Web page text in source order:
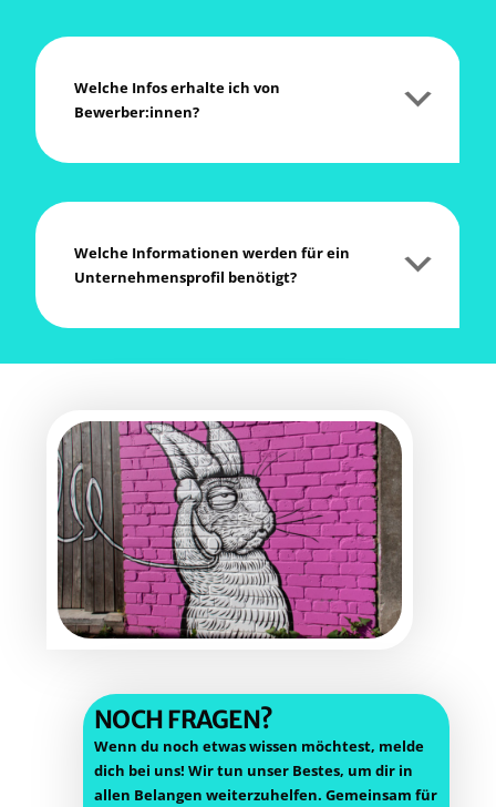
Wel­che Infos erhal­te ich von
Bewerber:innen?
Wel­che Infor­ma­tio­nen wer­den für ein
Unter­neh­mens­pro­fil benötigt?
NOCH FRA­GEN?
Wenn du noch etwas wis­sen möch­test, mel­de
dich bei uns! Wir tun unser Bes­tes, um dir in
allen Belan­gen wei­ter­zu­hel­fen. Gemein­sam für